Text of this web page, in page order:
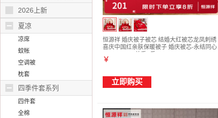
2026上新
夏凉
凉席
蚊帐
空调被
枕套
四季件套系列
四件套
全棉
恒源祥 婚庆被子被芯 结婚大红被芯龙凤刺绣
喜庆中国红亲肤保暖被子 婚庆被芯-永结同心
￥
立即购买